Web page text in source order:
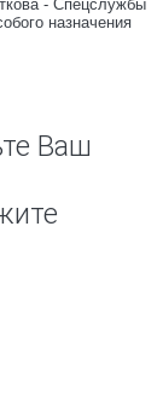
- Спецслужбы
назначения
Ваш